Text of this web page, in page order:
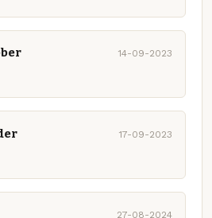
14-09-2023
17-09-2023
27-08-2024